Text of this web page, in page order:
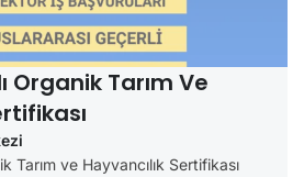
Organik Tarım Ve
Tarım ve Hayvancılık Sertifikası